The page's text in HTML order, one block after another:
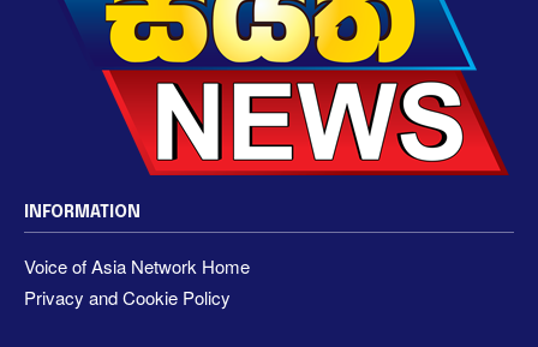
INFORMATION
Voice of Asia Network Home
Privacy and Cookie Policy